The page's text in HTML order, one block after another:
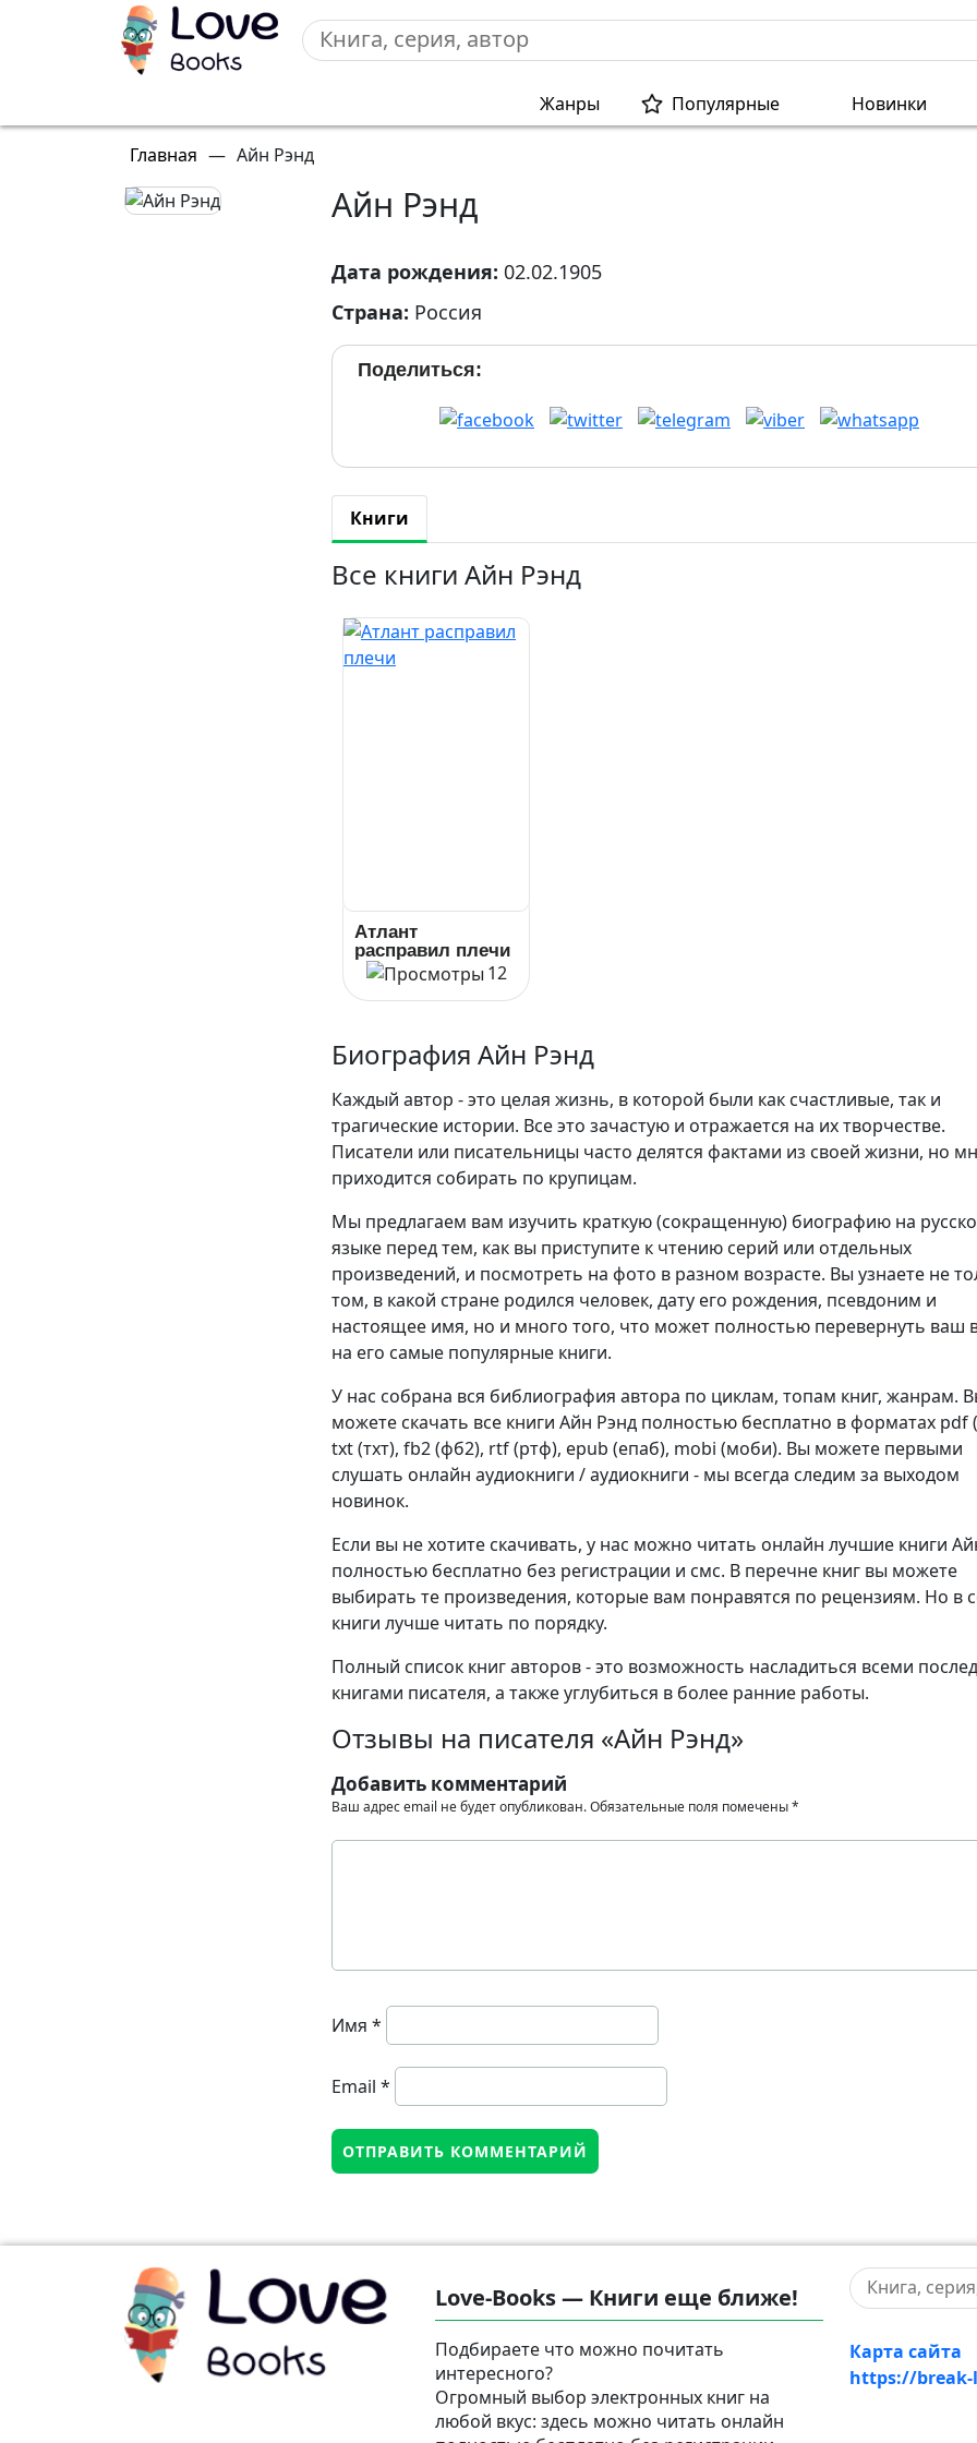
Жанры Популярные Новинки
Главная — Айн Рэнд
Айн Рэнд
Дата рождения: 02.02.1905
Страна: Россия
Поделиться:
Книги
Все книги Айн Рэнд
Атлант
расправил плечи
12
Биография Айн Рэнд
Каждый автор - это целая жизнь, в которой были как счастливые, так и
трагические истории. Все это зачастую и отражается на их творчестве.
Писатели или писательницы часто делятся фактами из своей жизни, но
приходится собирать по крупицам.
Мы предлагаем вам изучить краткую (сокращенную) биографию на
языке перед тем, как вы приступите к чтению серий или отдельных
произведений, и посмотреть на фото в разном возрасте. Вы узнаете не
том, в какой стране родился человек, дату его рождения, псевдоним и
настоящее имя, но и много того, что может полностью перевернуть ваш
на его самые популярные книги.
У нас собрана вся библиография автора по циклам, топам книг, жанрам.
можете скачать все книги Айн Рэнд полностью бесплатно в форматах pdf
txt (тхт), fb2 (фб2), rtf (ртф), epub (епаб), mobi (моби). Вы можете первыми
слушать онлайн аудиокниги / аудиокниги - мы всегда следим за выходом
новинок.
Если вы не хотите скачивать, у нас можно читать онлайн лучшие книги
полностью бесплатно без регистрации и смс. В перечне книг вы можете
выбирать те произведения, которые вам понравятся по рецензиям. Но в
книги лучше читать по порядку.
Полный список книг авторов - это возможность насладиться всеми
книгами писателя, а также углубиться в более ранние работы.
Отзывы на писателя «Айн Рэнд»
Добавить комментарий
Ваш адрес email не будет опубликован.Обязательные поля помечены*
Имя *
Email *
Love-Books — Книги еще ближе!
Подбираете что можно почитать
интересного?
Огромный выбор электронных книг на
любой вкус: здесь можно читать онлайн
Карта сайта
https://break-